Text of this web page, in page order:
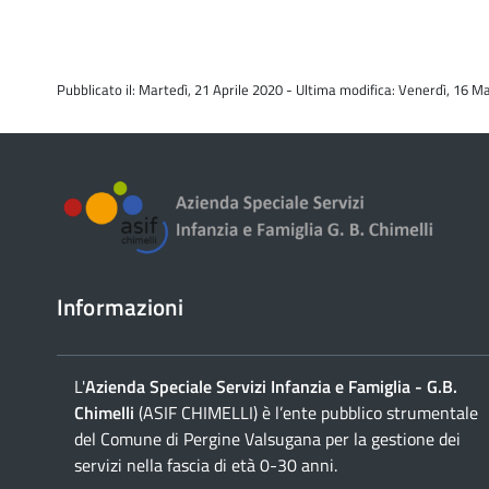
Pubblicato il: Martedì, 21 Aprile 2020 - Ultima modifica: Venerdì, 16
Informazioni
L'Azienda Speciale Servizi Infanzia e Famiglia - G.B.
Chimelli (ASIF CHIMELLI) è l’ente pubblico strumentale
del Comune di Pergine Valsugana per la gestione dei
servizi nella fascia di età 0-30 anni.